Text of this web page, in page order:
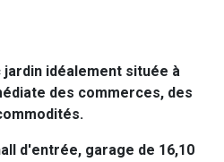
idéalement située à
des commerces, des
.
d'entrée, garage de 16,10